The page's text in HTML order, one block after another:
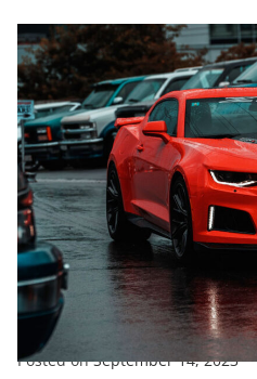
ENTERTAINMENT SPORTS
New Look For Fraser
Posted onSeptember 14, 2023